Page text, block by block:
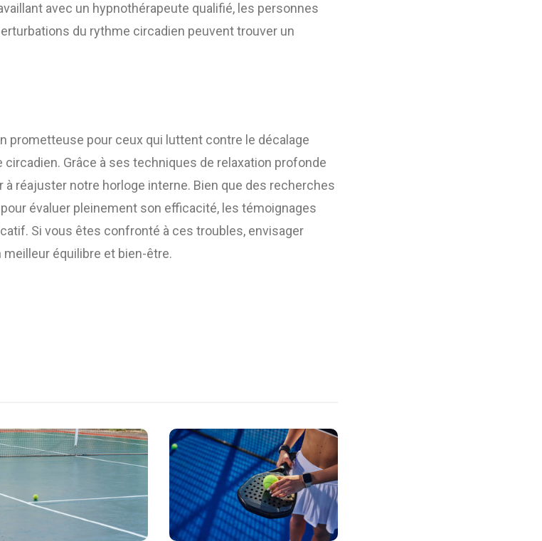
avec un hypnothérapeute qualifié, les personnes
du rythme circadien peuvent trouver un
prometteuse pour ceux qui luttent contre le décalage
Grâce à ses techniques de relaxation profonde
à réajuster notre horloge interne. Bien que des recherches
évaluer pleinement son efficacité, les témoignages
Si vous êtes confronté à ces troubles, envisager
meilleur équilibre et bien-être.